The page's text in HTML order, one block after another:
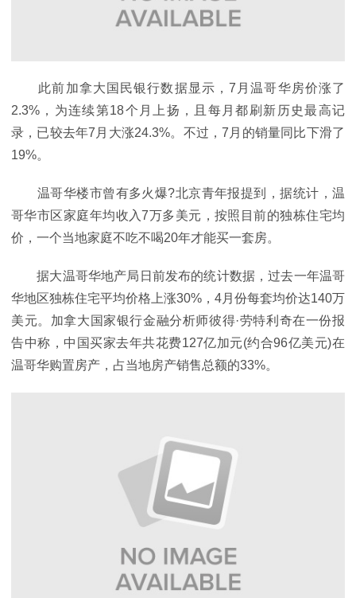
此前加拿大国民银行数据显示，7月温哥华房价涨了
2.3%，为连续第18个月上扬，且每月都刷新历史最高记
录，已较去年7月大涨24.3%。不过，7月的销量同比下滑了
19%。
温哥华楼市曾有多火爆?北京青年报提到，据统计，温
哥华市区家庭年均收入7万多美元，按照目前的独栋住宅均
价，一个当地家庭不吃不喝20年才能买一套房。
据大温哥华地产局日前发布的统计数据，过去一年温哥
华地区独栋住宅平均价格上涨30%，4月份每套均价达140万
美元。加拿大国家银行金融分析师彼得·劳特利奇在一份报
告中称，中国买家去年共花费127亿加元(约合96亿美元)在
温哥华购置房产，占当地房产销售总额的33%。